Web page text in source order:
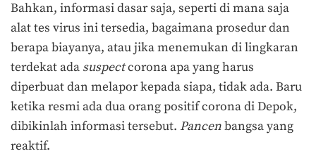
Bahkan, informasi dasar saja, seperti di mana saja
alat tes virus ini tersedia, bagaimana prosedur dan
berapa biayanya, atau jika menemukan di lingkaran
terdekat ada suspectcorona apa yang harus
diperbuat dan melapor kepada siapa, tidak ada. Baru
ketika resmi ada dua orang positif corona di Depok,
dibikinlah informasi tersebut. Pancenbangsa yang
reaktif.